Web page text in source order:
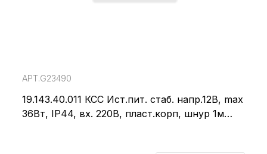
АРТ.G23490
19.143.40.011 КСС Ист.пит. стаб. напр.12В, max
36Вт, IP44, вх. 220В, пласт.корп, шнур 1м